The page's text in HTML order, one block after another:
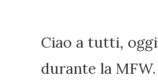
Ciao a tutti,
durante la MFW.